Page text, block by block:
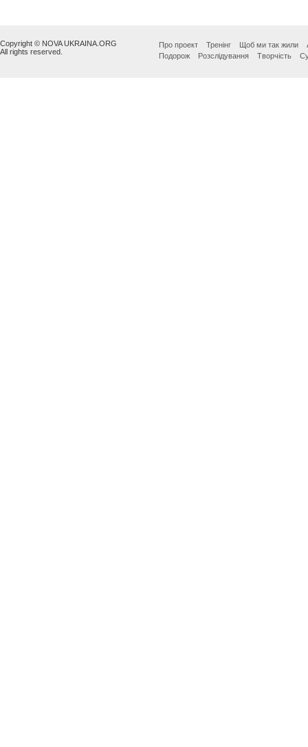
Copyright © NOVA UKRAINA.ORG
All rights reserved.
Про проект Тренінг Щоб ми так жили
Подорож
Розслідування Творчість